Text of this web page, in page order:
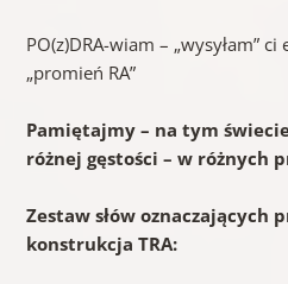
PO(z)DRA-wiam – „wysyłam”
„promień RA”
Pamiętajmy – na tym
różnej gęstości – w różnych
Zestaw słów oznaczających
konstrukcja TRA: